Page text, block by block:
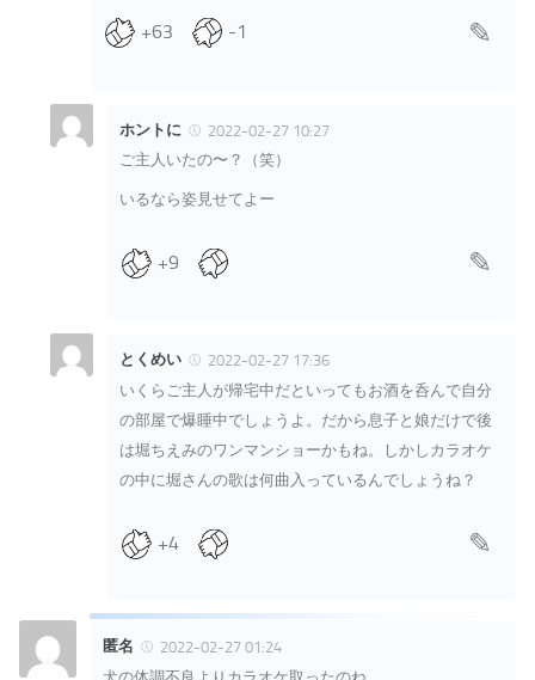
+63 -1
ホントに
2022-02-27 10:27
ご主人いたの〜？（笑）
いるなら姿見せてよー
+9
とくめい
2022-02-27 17:36
いくらご主人が帰宅中だといってもお酒を呑んで自分
の部屋で爆睡中でしょうよ。だから息子と娘だけで後
は堀ちえみのワンマンショーかもね。しかしカラオケ
の中に堀さんの歌は何曲入っているんでしょうね？
+4
匿名
2022-02-27 01:24